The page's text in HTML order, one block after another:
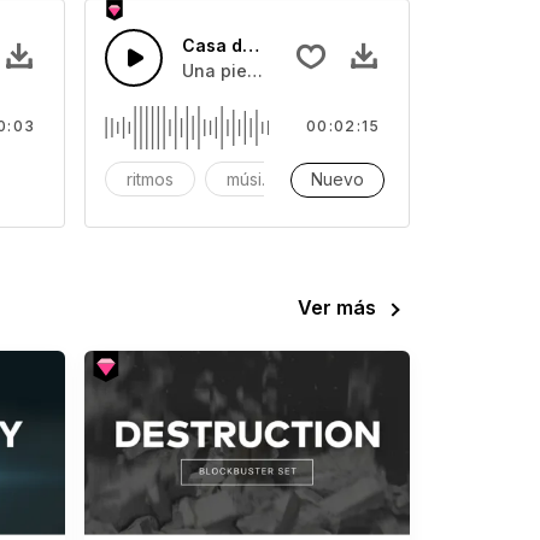
y melodías pegadizas.
Casa de misterio
ritmos música musica
00:02:15
Nuevo
Ver más